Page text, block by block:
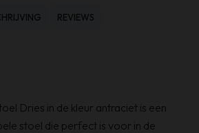
REVIEWS
Dries in de kleur antraciet is een
stoel die perfect is voor in de